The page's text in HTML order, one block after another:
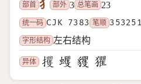
部首 犭 部外 3 总笔画 23
统一码 CJK 7383 笔顺
字形结构 左右结构
异体